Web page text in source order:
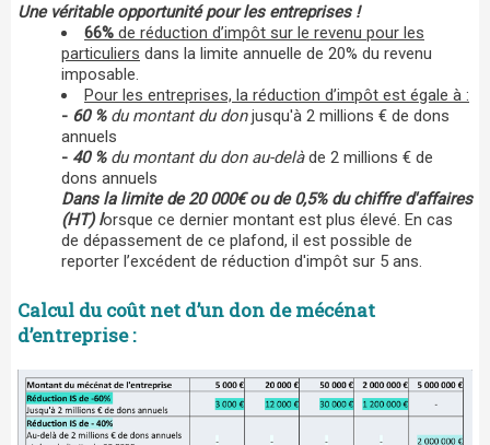
Une véritable opportunité pour les entreprises !
66% de réduction d’impôt sur le revenu pour les
particuliers dans la limite annuelle de 20% du revenu
imposable.
Pour les entreprises, la réduction d’impôt est égale à :
- 60 %du montant du don jusqu'à 2 millions € de dons
annuels
- 40 %du montant du don au-delàde 2 millions € de
dons annuels
Dans la limite de 20 000€ ou de 0,5% du chiffre d'affaires
(HT) lorsque ce dernier montant est plus élevé. En cas
de dépassement de ce plafond, il est possible de
reporter l’excédent de réduction d'impôt sur 5 ans.
Calcul du coût net d’un don de mécénat
d’entreprise :